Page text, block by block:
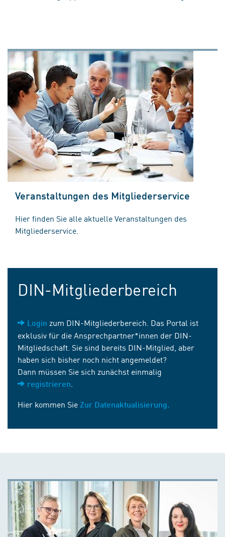
Veranstaltungen des Mitgliederservice
Hier finden Sie alle aktuelle Veranstaltungen des
Mitgliederservice.
DIN-Mitgliederbereich
Login zum DIN-Mitgliederbereich. Das Portal ist
exklusiv für die Ansprechpartner*innen der DIN-
Mitgliedschaft. Sie sind bereits DIN-Mitglied, aber
haben sich bisher noch nicht angemeldet?
Dann müssen Sie sich zunächst einmalig
registrieren
Hier kommen Sie Zur Datenaktualisierung.